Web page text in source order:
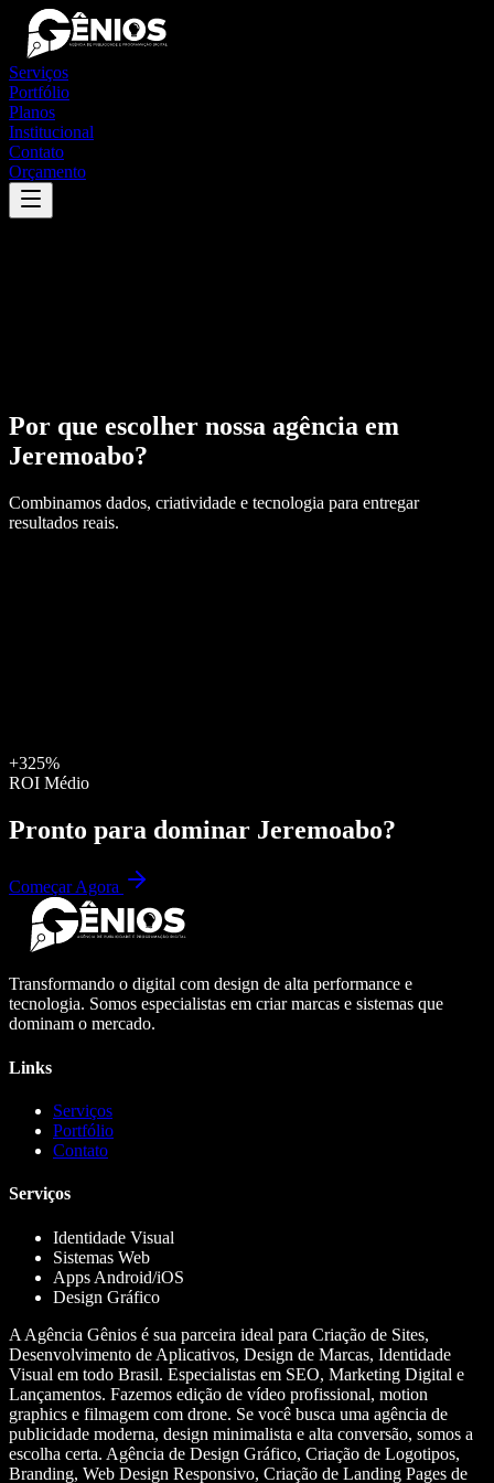
Serviços
Portfólio
Planos
Institucional
Contato
Orçamento
Por que escolher nossa agência em
Jeremoabo?
Combinamos dados, criatividade e tecnologia para entregar
resultados reais.
+325%
ROI Médio
Pronto para dominar Jeremoabo?
Começar Agora
Transformando o digital com design de alta performance e
tecnologia. Somos especialistas em criar marcas e sistemas que
dominam o mercado.
Links
Serviços
Portfólio
Contato
Serviços
Identidade Visual
Sistemas Web
Apps Android/iOS
Design Gráfico
A Agência Gênios é sua parceira ideal para Criação de Sites,
Desenvolvimento de Aplicativos, Design de Marcas, Identidade
Visual em todo Brasil. Especialistas em SEO, Marketing Digital e
Lançamentos. Fazemos edição de vídeo profissional, motion
graphics e filmagem com drone. Se você busca uma agência de
publicidade moderna, design minimalista e alta conversão, somos a
escolha certa. Agência de Design Gráfico, Criação de Logotipos,
Branding, Web Design Responsivo, Criação de Landing Pages de